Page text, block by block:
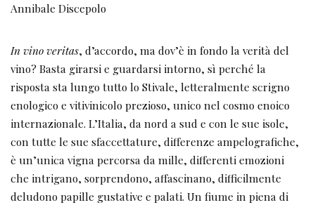
Annibale Discepolo
In vino veritas, d’accordo, ma dov’è in fondo la verità del
vino? Basta girarsi e guardarsi intorno, sì perché la
risposta sta lungo tutto lo Stivale, letteralmente scrigno
enologico e vitivinicolo prezioso, unico nel cosmo enoico
internazionale. L’Italia, da nord a sud e con le sue isole,
con tutte le sue sfaccettature, differenze ampelografiche,
è un’unica vigna percorsa da mille, differenti emozioni
che intrigano, sorprendono, affascinano, difficilmente
deludono papille gustative e palati. Un fiume in piena di